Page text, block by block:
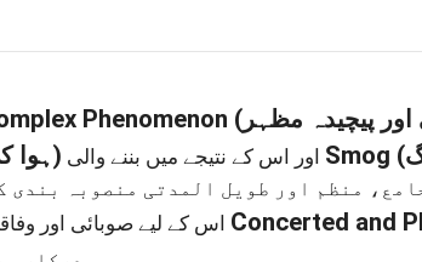
Phenomenon
(ہوا کی آلودگی) Smog
منظم اور طویل المدتی منصوبہ بندی
Concerted and